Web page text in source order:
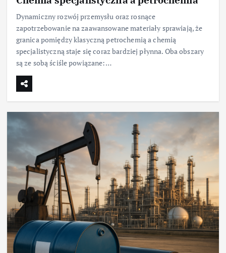
Dynamiczny rozwój przemysłu oraz rosnące
zapotrzebowanie na zaawansowane materiały sprawiają, że
granica pomiędzy klasyczną petrochemią a chemią
specjalistyczną staje się coraz bardziej płynna. Oba obszary
są ze sobą ściśle powiązane:…